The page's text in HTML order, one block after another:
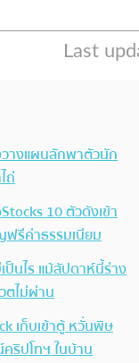
างแผนลักพาตัวนัก
ถ่
10 ตัวดังเข้า
รีค่าธรรมเนียม
ป็นไร แม้สัปดาห์นี้ร่าง
ตไม่ผ่าน
เก็บเข้าตู้ หวั่นพิษ
ริปโทฯ ในบ้าน